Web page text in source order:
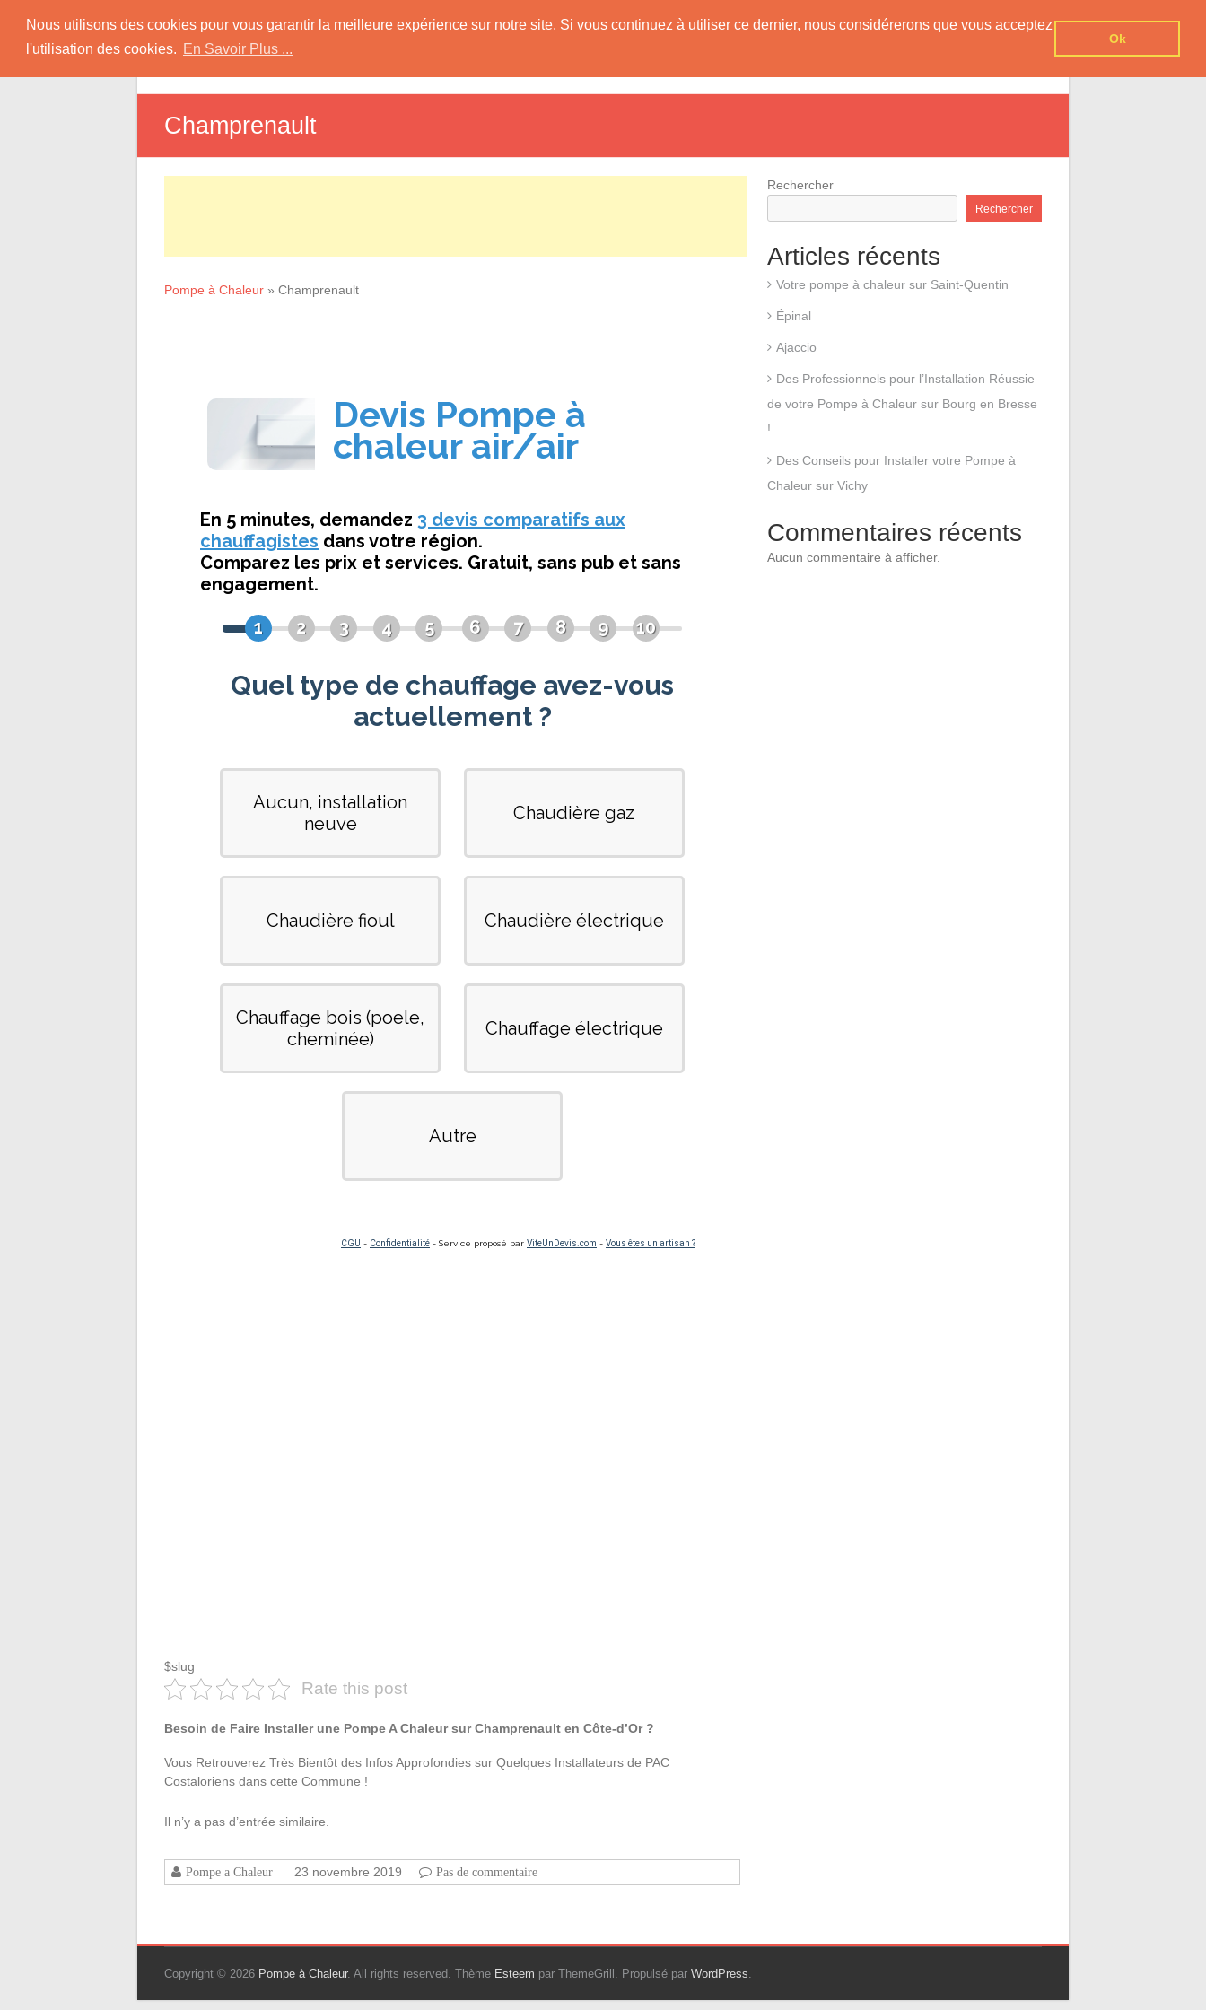
Nous utilisons des cookies pour vous garantir la meilleure expérience sur notre site. Si vous continuez à utiliser ce dernier, nous considérerons que vous acceptez
l'utilisation des cookies. En Savoir Plus ...
Ok
content
Pompe à Chaleur
Informations sur les Pompes à Chaleur
Champrenault
Pompe à Chaleur » Champrenault
$slug
Rate this post
Besoin de Faire Installer une Pompe A Chaleur sur Champrenault en Côte-d’Or ?
Vous Retrouverez Très Bientôt des Infos Approfondies sur Quelques Installateurs de PAC
Costaloriens dans cette Commune !
Il n’y a pas d’entrée similaire.
Pompe a Chaleur 23 novembre 2019 Pas de commentaire
Rechercher
Rechercher
Articles récents
Votre pompe à chaleur sur Saint-Quentin
Épinal
Ajaccio
Des Professionnels pour l’Installation Réussie
de votre Pompe à Chaleur sur Bourg en Bresse
!
Des Conseils pour Installer votre Pompe à
Chaleur sur Vichy
Commentaires récents
Aucun commentaire à afficher.
Copyright © 2026 Pompe à Chaleur. All rights reserved. Thème Esteem par ThemeGrill. Propulsé par WordPress.